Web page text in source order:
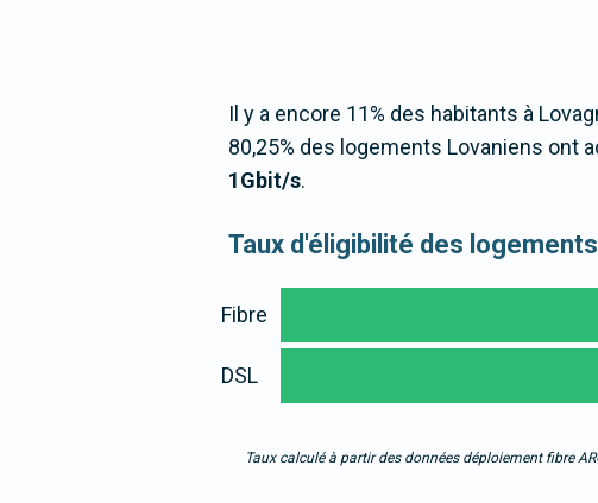
Il y a encore 11% des habitants à
80,25% des logements Lovaniens ont
1Gbit/s.
Taux d'éligibilité des
Fibre
DSL
Taux calculé à partir des données déploiement fibre